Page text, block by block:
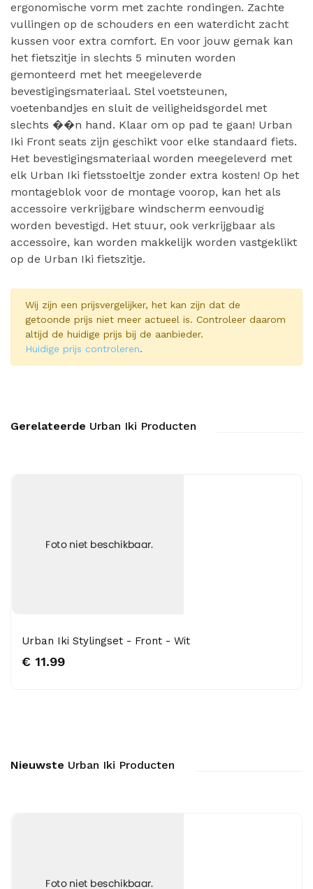
ergonomische vorm met zachte rondingen. Zachte
vullingen op de schouders en een waterdicht zacht
kussen voor extra comfort. En voor jouw gemak kan
het fietszitje in slechts 5 minuten worden
gemonteerd met het meegeleverde
bevestigingsmateriaal. Stel voetsteunen,
voetenbandjes en sluit de veiligheidsgordel met
slechts ��n hand. Klaar om op pad te gaan! Urban
Iki Front seats zijn geschikt voor elke standaard fiets.
Het bevestigingsmateriaal worden meegeleverd met
elk Urban Iki fietsstoeltje zonder extra kosten! Op het
montageblok voor de montage voorop, kan het als
accessoire verkrijgbare windscherm eenvoudig
worden bevestigd. Het stuur, ook verkrijgbaar als
accessoire, kan worden makkelijk worden vastgeklikt
op de Urban Iki fietszitje.
Wij zijn een prijsvergelijker, het kan zijn dat de
getoonde prijs niet meer actueel is. Controleer daarom
altijd de huidige prijs bij de aanbieder.
Huidige prijs controleren.
Gerelateerde Urban Iki Producten
Urban Iki Stylingset - Front - Wit
€ 11.99
Nieuwste Urban Iki Producten